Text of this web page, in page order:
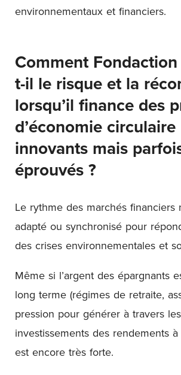
environnementaux et financiers.
Comment
t-il le risque et la
lorsqu’il finance des
d’économie circulaire
innovants mais
éprouvés ?
Le rythme des marchés financiers
adapté ou synchronisé pour
des crises environnementales et
Même si l’argent des épargnants
long terme (régimes de retraite,
pression pour générer à travers les
investissements des rendements
est encore très forte.